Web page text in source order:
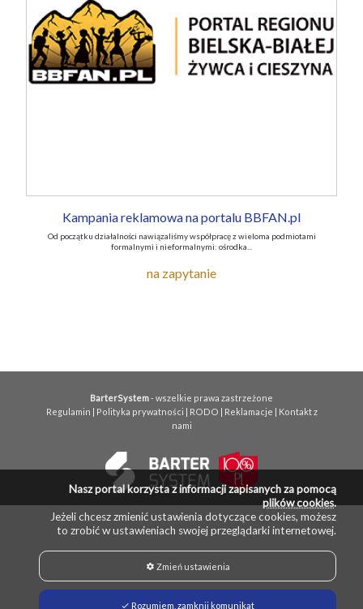
Kampania reklamowa na portalu BBFAN.pl
Od początku działalności nawiązaliśmy współpracę z wieloma podmiotami
formalnymi i nieformalnymi: ośrodka...
na zapytanie
BarterSystem- wszelkie prawa zastrzeżone
Regulamin
Polityka prywatności RODO Reklamacje
Kontakt z
nami
Nasz portal korzysta z informacji zapisanych za pomocą
plików cookies.
Jeżeli chcesz zmienić ustawienia dotyczące cookies, możesz
to zrobić w ustawieniach swojej przeglądarki internetowej.
Zmień ustawienia
Rozumiem, zamknij komunikat